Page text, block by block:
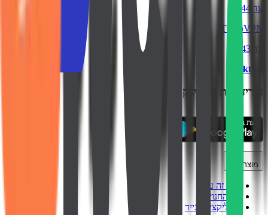
עד ₪44
TurboVPN
עד ₪43
backtivo
הורידו את האפליקציה
מוצר
איך זה עובד
כל החנויות
אפליקציה לנייד